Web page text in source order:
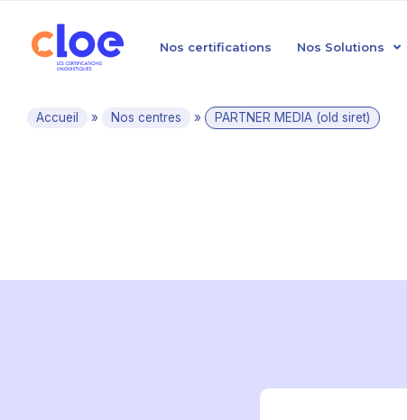
Nos certifications Nos Solutions
Accueil » Nos centres » PARTNER MEDIA (old siret)